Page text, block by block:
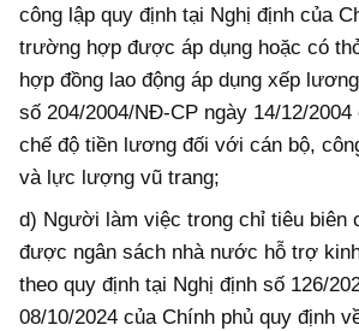
công lập quy định tại Nghị định của
trường hợp được áp dụng hoặc có
hợp đồng lao động áp dụng xếp
số 204/2004/NĐ-CP ngày 14/12/
chế độ tiền lương đối với cán bộ,
và lực lượng vũ trang;
d) Người làm việc trong chỉ tiêu biên
được ngân sách nhà nước hỗ trợ
theo quy định tại Nghị định số 126/
08/10/2024 của Chính phủ quy định